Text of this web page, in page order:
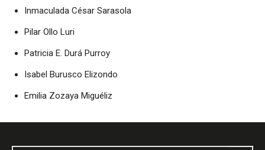
Inmaculada César Sarasola
Pilar Ollo Luri
Patricia E. Durá Purroy
Isabel Burusco Elizondo
Emilia Zozaya Miguéliz